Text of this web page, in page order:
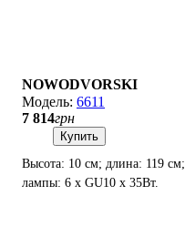
NOWODVORSKI
6611
7 814грн
Купить
Высота: 10 см; длина: 119 см;
лампы: 6 x GU10 х 35Вт.